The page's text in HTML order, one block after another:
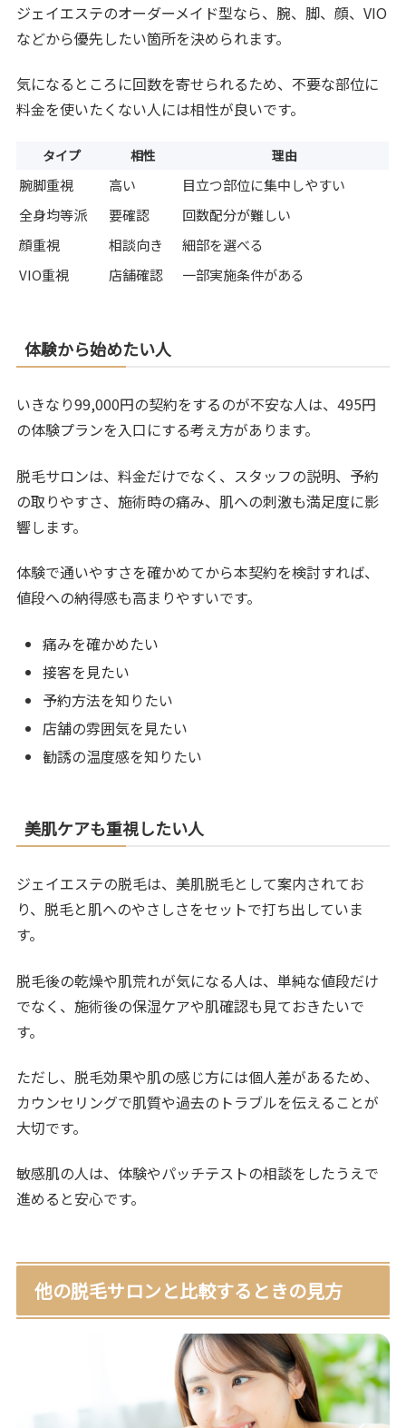
ジェイエステのオーダーメイド型なら、腕、脚、顔、VIO
などから優先したい箇所を決められます。
気になるところに回数を寄せられるため、不要な部位に
料金を使いたくない人には相性が良いです。
タイプ 相性 理由
腕脚重視 高い
目立つ部位に集中しやすい
全身均等派
要確認
回数配分が難しい
顔重視
相談向き
細部を選べる
VIO重視
店舗確認 一部実施条件がある
体験から始めたい人
いきなり99,000円の契約をするのが不安な人は、495円
の体験プランを入口にする考え方があります。
脱毛サロンは、料金だけでなく、スタッフの説明、予約
の取りやすさ、施術時の痛み、肌への刺激も満足度に影
響します。
体験で通いやすさを確かめてから本契約を検討すれば、
値段への納得感も高まりやすいです。
痛みを確かめたい
接客を見たい
予約方法を知りたい
店舗の雰囲気を見たい
勧誘の温度感を知りたい
美肌ケアも重視したい人
ジェイエステの脱毛は、美肌脱毛として案内されてお
り、脱毛と肌へのやさしさをセットで打ち出していま
す。
脱毛後の乾燥や肌荒れが気になる人は、単純な値段だけ
でなく、施術後の保湿ケアや肌確認も見ておきたいで
す。
ただし、脱毛効果や肌の感じ方には個人差があるため、
カウンセリングで肌質や過去のトラブルを伝えることが
大切です。
敏感肌の人は、体験やパッチテストの相談をしたうえで
進めると安心です。
他の脱毛サロンと比較するときの見方